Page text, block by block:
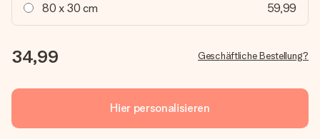
80 x 30 cm 59,99
34,99 Geschäftliche Bestellung?
Hier personalisieren